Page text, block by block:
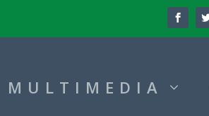
MULTIMEDIA